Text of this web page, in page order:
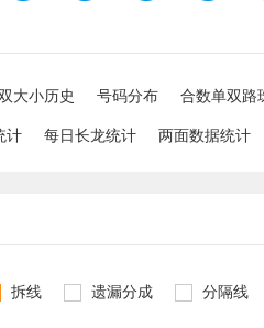
大小历史 号码分布 合数单双路
计 每日长龙统计 两面数据统计
拆线
遗漏分成
分隔线